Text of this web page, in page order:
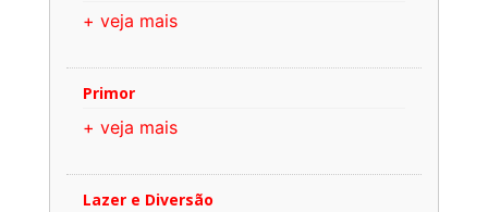
+ veja mais
Primor
+ veja mais
Lazer e Diversão